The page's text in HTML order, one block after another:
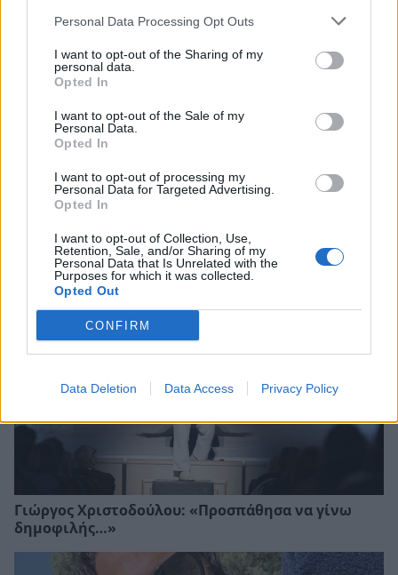
Personal Data Processing Opt Outs
I want to opt-out of the Sharing of my
personal data.
Opted In
I want to opt-out of the Sale of my
Personal Data.
Opted In
I want to opt-out of processing my
Personal Data for Targeted Advertising.
Opted In
I want to opt-out of Collection, Use,
Retention, Sale, and/or Sharing of my
Personal Data that Is Unrelated with the
Purposes for which it was collected.
Opted Out
CONFIRM
Data Deletion Data Access Privacy Policy
Γενέθλια για τον Φίλιππο
Μιχόπουλο: Η ερωτική
εξομολόγηση της
Κωνσταντίνας Ευρυπίδου –
Τα 4 ζώδια που θα αλλάξει η
ζωή τους με την ηλιακή
ΤΕΛΕΥΤΑΙΑ
Γιώργος Χριστοδούλου: «Προσπάθησα να γίνω
δημοφιλής…»